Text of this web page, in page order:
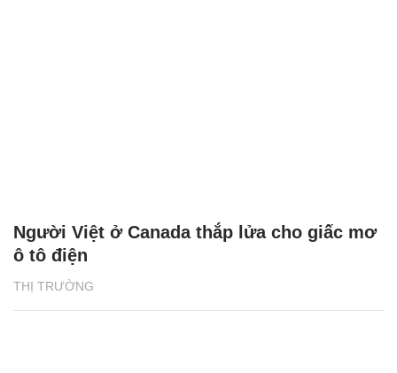
THỊ TRƯỜNG
Người Việt ở Canada thắp lửa cho giấc mơ
ô tô điện